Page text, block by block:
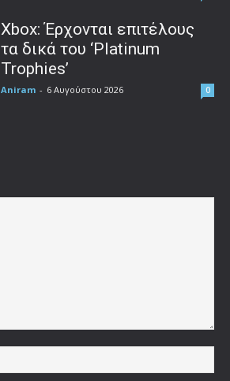
Xbox: Έρχονται επιτέλους
τα δικά του ‘Platinum
Trophies’
Aniram - 6 Αυγούστου 2026 0